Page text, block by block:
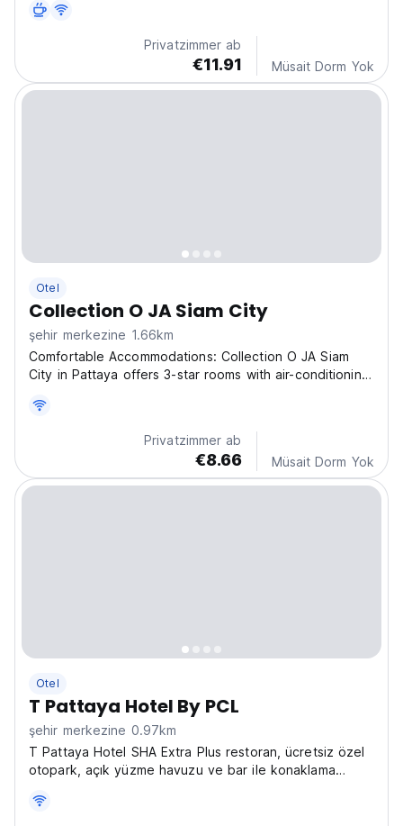
için ideal bir üs! (Auto-translated from original
Privatzimmer ab
€11.91 Müsait Dorm Yok
Otel
Collection O JA Siam City
şehir merkezine 1.66km
Comfortable Accommodations: Collection O JA Siam
City in Pattaya offers 3-star rooms with air-conditioning,
wardrobes. Guests enjoy free WiFi, a rooftop swimming
pool, and free parking. Convenient Facilities:...
Privatzimmer ab
€8.66 Müsait Dorm Yok
Otel
T Pattaya Hotel By PCL
şehir merkezine 0.97km
T Pattaya Hotel SHA Extra Plus restoran, ücretsiz özel
otopark, açık yüzme havuzu ve bar ile konaklama